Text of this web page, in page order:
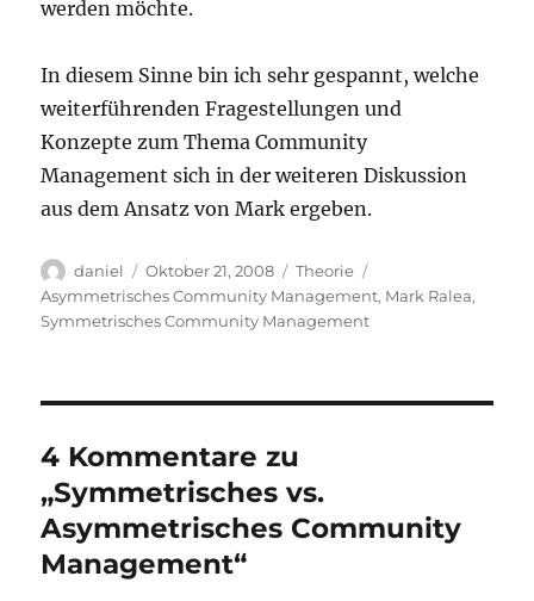
werden möchte.
In diesem Sinne bin ich sehr gespannt, welche
weiterführenden Fragestellungen und
Konzepte zum Thema Community
Management sich in der weiteren Diskussion
aus dem Ansatz von Mark ergeben.
Autor
daniel
Veröffentlicht
am
Oktober 21, 2008 Kategorien
Theorie
Asymmetrisches Community Management, Mark Ralea,
Symmetrisches Community Management
4 Kommentare zu
„Symmetrisches vs.
Asymmetrisches Community
Management“